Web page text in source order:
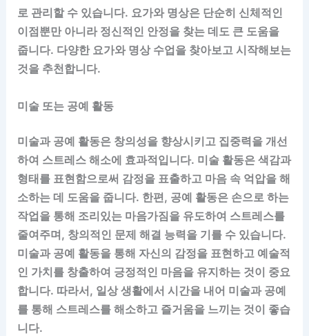
로 관리할 수 있습니다. 요가와 명상은 단순히 신체적인
이점뿐만 아니라 정신적인 안정을 찾는 데도 큰 도움을
줍니다. 다양한 요가와 명상 수업을 찾아보고 시작해보는
것을 추천합니다.
미술 또는 공예 활동
미술과 공예 활동은 창의성을 향상시키고 집중력을 개선
하여 스트레스 해소에 효과적입니다. 미술 활동은 색감과
형태를 표현함으로써 감정을 표출하고 마음 속 억압을 해
소하는 데 도움을 줍니다. 한편, 공예 활동은 손으로 하는
작업을 통해 조리있는 마음가짐을 유도하여 스트레스를
줄여주며, 창의적인 문제 해결 능력을 기를 수 있습니다.
미술과 공예 활동을 통해 자신의 감정을 표현하고 예술적
인 가치를 창출하여 긍정적인 마음을 유지하는 것이 중요
합니다. 따라서, 일상 생활에서 시간을 내어 미술과 공예
를 통해 스트레스를 해소하고 즐거움을 느끼는 것이 좋습
니다.